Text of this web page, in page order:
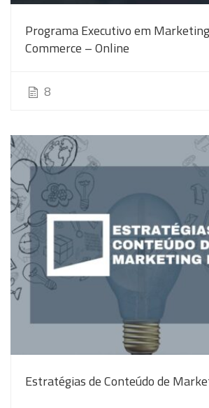
Programa Executivo em
Commerce – Online
8
Estratégias de Conteúdo de